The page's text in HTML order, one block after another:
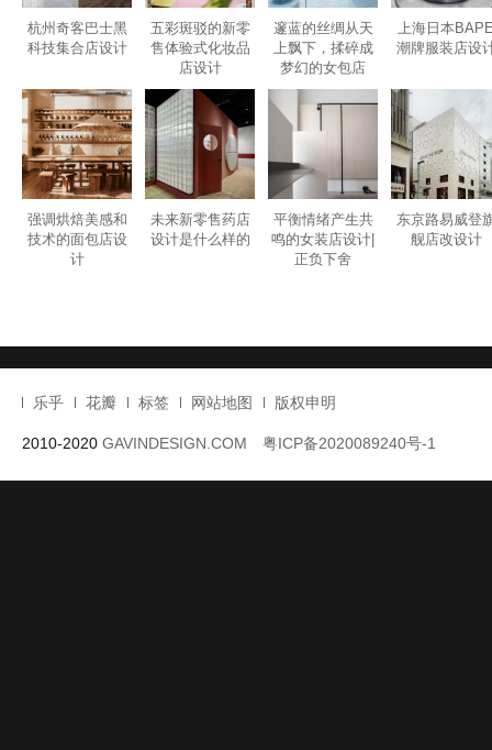
杭州奇客巴士黑
科技集合店设计
五彩斑驳的新零
售体验式化妆品
店设计
邃蓝的丝绸从天
上飘下，揉碎成
梦幻的女包店
上海日本
潮牌服装店设
强调烘焙美感和
技术的面包店设
计
未来新零售药店
设计是什么样的
平衡情绪产生共
鸣的女装店设计|
正负下舍
东京路易威登
舰店改设计
乐乎 花瓣 标签 网站地图 版权申明
2010-2020 GAVINDESIGN.COM 粤ICP备2020089240号-1